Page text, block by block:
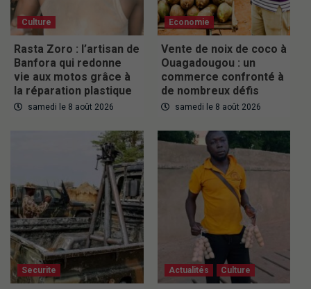
Culture
Rasta Zoro : l’artisan de
Banfora qui redonne
vie aux motos grâce à
la réparation plastique
samedi le 8 août 2026
Economie
Vente de noix de coco à
Ouagadougou : un
commerce confronté à
de nombreux défis
samedi le 8 août 2026
Securite Actualités Culture